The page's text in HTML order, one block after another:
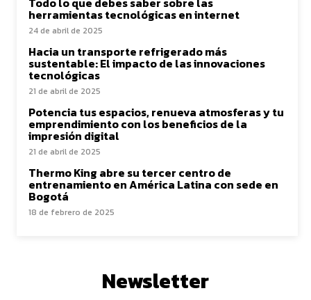
herramientas tecnológicas en internet
24 de abril de 2025
Hacia un transporte refrigerado más
sustentable: El impacto de las innovaciones
tecnológicas
21 de abril de 2025
Potencia tus espacios, renueva atmosferas y tu
emprendimiento con los beneficios de la
impresión digital
21 de abril de 2025
Thermo King abre su tercer centro de
entrenamiento en América Latina con sede en
Bogotá
18 de febrero de 2025
Newsletter